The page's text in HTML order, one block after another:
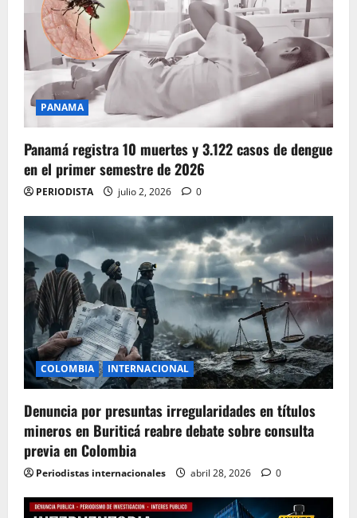
PANAMA
Panamá registra 10 muertes y 3.122 casos de dengue
en el primer semestre de 2026
PERIODISTA julio 2, 2026 0
COLOMBIA INTERNACIONAL
Denuncia por presuntas irregularidades en títulos
mineros en Buriticá reabre debate sobre consulta
previa en Colombia
Periodistas internacionales abril 28, 2026 0